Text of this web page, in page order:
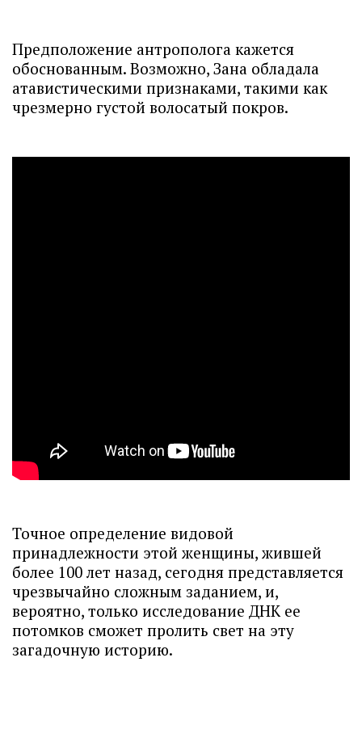
Предположение антрополога кажется
обоснованным. Возможно, Зана обладала
атавистическими признаками, такими как
чрезмерно густой волосатый покров.
Точное определение видовой
принадлежности этой женщины, жившей
более 100 лет назад, сегодня представляется
чрезвычайно сложным заданием, и,
вероятно, только исследование ДНК ее
потомков сможет пролить свет на эту
загадочную историю.